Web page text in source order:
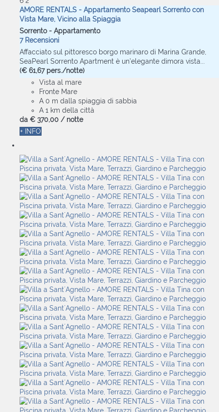
AMORE RENTALS - Appartamento Seapearl Sorrento con
Vista Mare, Vicino alla Spiaggia
Sorrento - Appartamento
7 Recensioni
Affacciato sul pittoresco borgo marinaro di Marina Grande,
SeaPearl Sorrento Apartment è un’elegante dimora vista...
(€ 61,67 pers./notte)
Vista al mare
Fronte Mare
A 0 m dalla spiaggia di sabbia
A 1 km della città
da € 370,00 / notte
+ INFO